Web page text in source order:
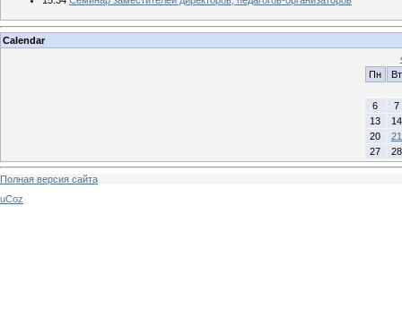
Calendar
Пн
Вт
6
7
13
14
20
21
27
28
Полная версия сайта
uCoz